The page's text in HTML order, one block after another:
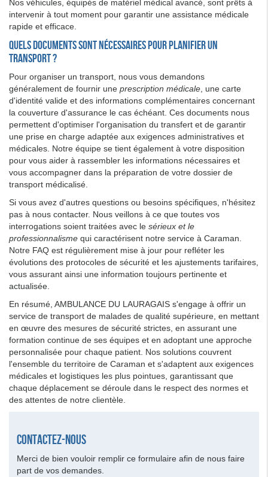
Nos véhicules, équipés de matériel médical avancé, sont prêts à
intervenir à tout moment pour garantir une assistance médicale
rapide et efficace.
Quels documents sont nécessaires pour planifier un
transport ?
Pour organiser un transport, nous vous demandons
généralement de fournir une prescription médicale , une carte
d'identité valide et des informations complémentaires concernant
la couverture d'assurance le cas échéant. Ces documents nous
permettent d'optimiser l'organisation du transfert et de garantir
une prise en charge adaptée aux exigences administratives et
médicales. Notre équipe se tient également à votre disposition
pour vous aider à rassembler les informations nécessaires et
vous accompagner dans la préparation de votre dossier de
transport médicalisé.
Si vous avez d'autres questions ou besoins spécifiques, n'hésitez
pas à nous contacter. Nous veillons à ce que toutes vos
interrogations soient traitées avec le sérieux et le
professionnalisme qui caractérisent notre service à Caraman.
Notre FAQ est régulièrement mise à jour pour refléter les
évolutions des protocoles de sécurité et les ajustements tarifaires,
vous assurant ainsi une information toujours pertinente et
actualisée.
En résumé, AMBULANCE DU LAURAGAIS s'engage à offrir un
service de transport de malades de qualité supérieure, en mettant
en œuvre des mesures de sécurité strictes, en assurant une
formation continue de ses équipes et en adoptant une approche
personnalisée pour chaque patient. Nos solutions couvrent
l'ensemble du territoire de Caraman et s'adaptent aux exigences
médicales et logistiques les plus pointues, garantissant que
chaque déplacement se déroule dans le respect des normes et
des attentes de notre clientèle.
Contactez-nous
Merci de bien vouloir remplir ce formulaire afin de nous faire
part de vos demandes.